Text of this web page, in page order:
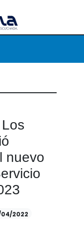
nuevo
04/2022